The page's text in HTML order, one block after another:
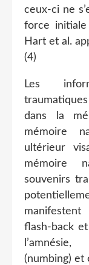
ceux-ci ne
force
Hart et al.
(4)
Les
dans la
mémoire
ultérieur
mémoire
souvenirs
flash-back
(numbing) et